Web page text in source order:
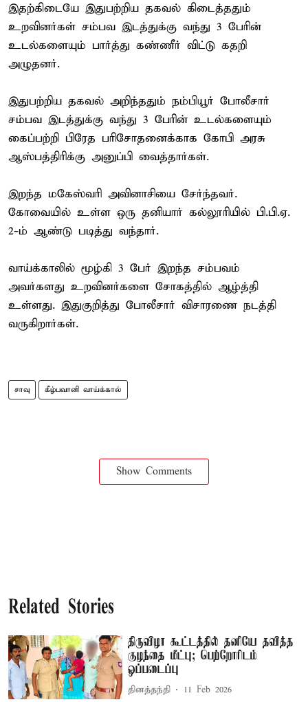
இதற்கிடையே இதுபற்றிய தகவல் கிடைத்ததும்
உறவினர்கள் சம்பவ இடத்துக்கு வந்து 3 பேரின்
உடல்களையும் பார்த்து கண்ணீர் விட்டு கதறி
அழுதனர்.
இதுபற்றிய தகவல் அறிந்ததும் நம்பியூர் போலீசார்
சம்பவ இடத்துக்கு வந்து 3 பேரின் உடல்களையும்
கைப்பற்றி பிரேத பரிசோதனைக்காக கோபி அரசு
ஆஸ்பத்திரிக்கு அனுப்பி வைத்தார்கள்.
இறந்த மகேஸ்வரி அவினாசியை சேர்ந்தவர்.
கோவையில் உள்ள ஒரு தனியார் கல்லூரியில் பி.பி.ஏ.
2-ம் ஆண்டு படித்து வந்தார்.
வாய்க்காலில் மூழ்கி 3 பேர் இறந்த சம்பவம்
அவர்களது உறவினர்களை சோகத்தில் ஆழ்த்தி
உள்ளது. இதுகுறித்து போலீசார் விசாரணை நடத்தி
வருகிறார்கள்.
சாவு கீழ்பவானி வாய்க்கால்
Show Comments
Related Stories
திருவிழா கூட்டத்தில் தனியே தவித்த
குழந்தை மீட்பு; பெற்றோரிடம்
ஒப்படைப்பு
தினத்தந்தி 11 Feb 2026